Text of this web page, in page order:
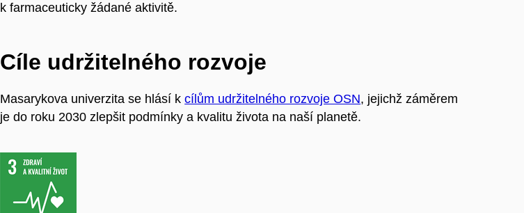
k farmaceuticky žádané aktivitě.
Cíle udržitelného rozvoje
Masarykova univerzita se hlásí kcílům udržitelného rozvoje OSN, jejichž záměrem
je do roku 2030 zlepšit podmínky a kvalitu života na naší planetě.